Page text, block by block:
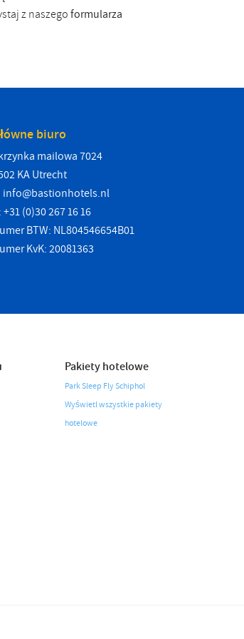
z naszegoformularza
biuro
mailowa 7024
KA Utrecht
info@bastionhotels.nl
+31 (0)30 267 16 16
BTW: NL804546654B01
KvK: 20081363
Pakiety hotelowe
Park Sleep Fly Schiphol
Wyświetl wszystkie pakiety
hotelowe